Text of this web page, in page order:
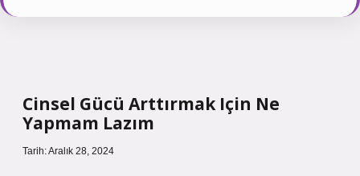
Cinsel Gücü Arttırmak Için Ne
Yapmam Lazım
Tarih: Aralık 28, 2024